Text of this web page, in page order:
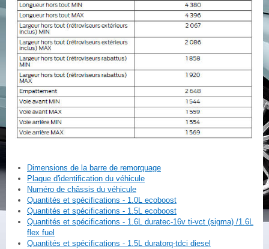
Dimensions de la barre de remorquage
Plaque d'identification du véhicule
Numéro de châssis du véhicule
Quantités et spécifications - 1.0L ecoboost
Quantités et spécifications - 1.5L ecoboost
Quantités et spécifications - 1.6L duratec-16v ti-vct (sigma) /1.6L
flex fuel
Quantités et spécifications - 1.5L duratorq-tdci diesel